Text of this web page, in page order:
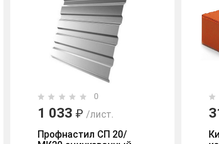
0
1 033 ₽ /лист.
Профнастил СП 20/